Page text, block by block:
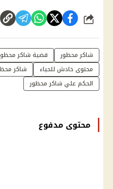
شارك
شاكر محظور قضية شاكر
محتوى خادش للحياء
شاكر
الحكم علي شاكر محظور
محتوى مدفوع